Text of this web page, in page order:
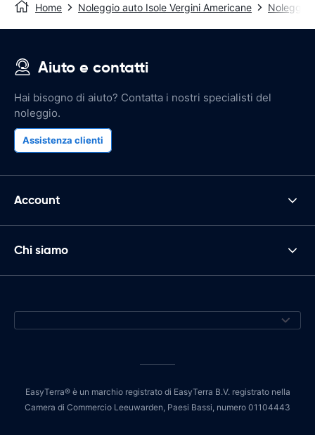
Home Noleggio auto Isole Vergini Americane Noleggio
Aiuto e contatti
Hai bisogno di aiuto? Contatta i nostri specialisti del
noleggio.
Assistenza clienti
Account
Chi siamo
EasyTerra® è un marchio registrato di EasyTerra B.V. registrato nella
Camera di Commercio Leeuwarden, Paesi Bassi, numero 01104443